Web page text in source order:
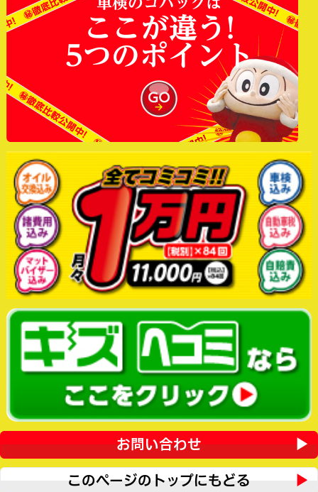
ここが違う!
5つのポイント
お問い合わせ
このページのトップにもどる